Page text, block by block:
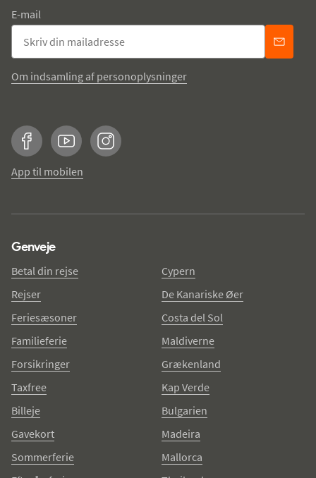
E-mail
Om indsamling af personoplysninger
FacebookYouTubeInstagram
App til mobilen
Genveje
Betal din rejse
Rejser
Feriesæsoner
Familieferie
Forsikringer
Taxfree
Billeje
Gavekort
Sommerferie
Cypern
De Kanariske Øer
Costa del Sol
Maldiverne
Grækenland
Kap Verde
Bulgarien
Madeira
Mallorca